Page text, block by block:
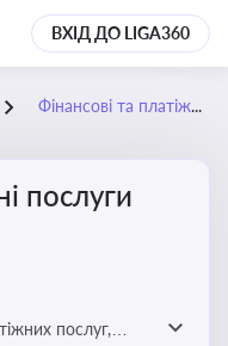
ВХІД ДО LIGA360
Фінансові та платіжні послуги
послуги
послуг,